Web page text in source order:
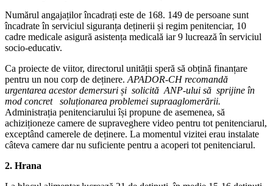
Numărul angajaților încadrați este de 168. 149 de persoane sunt
încadrate în serviciul siguranța deținerii și regim penitenciar, 10
cadre medicale asigură asistența medicală iar 9 lucrează în serviciul
socio-educativ.
Ca proiecte de viitor, directorul unității speră să obțină finanțare
pentru un nou corp de deținere. APADOR-CH recomandă
urgentarea acestor demersuri și solicită ANP-ului să sprijine în
mod concret soluționarea problemei supraaglomerării.
Administrația penitenciarului își propune de asemenea, să
achiziționeze camere de supraveghere video pentru tot penitenciarul,
exceptând camerele de deținere. La momentul vizitei erau instalate
câteva camere dar nu suficiente pentru a acoperi tot penitenciarul.
2. Hrana